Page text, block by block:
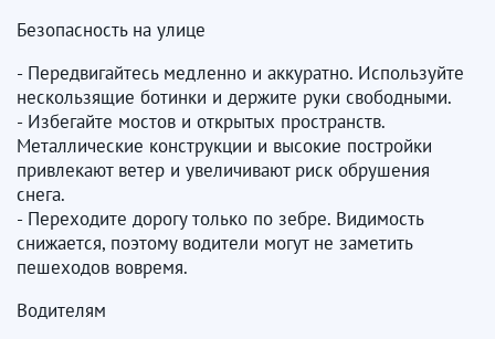
Безопасность на улице
- Передвигайтесь медленно и аккуратно. Используйте
нескользящие ботинки и держите руки свободными.
- Избегайте мостов и открытых пространств.
Металлические конструкции и высокие постройки
привлекают ветер и увеличивают риск обрушения
снега.
- Переходите дорогу только по зебре. Видимость
снижается, поэтому водители могут не заметить
пешеходов вовремя.
Водителям